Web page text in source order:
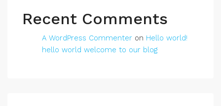
Recent Comments
A WordPress Commenter on Hello world!
hello world welcome to our blog